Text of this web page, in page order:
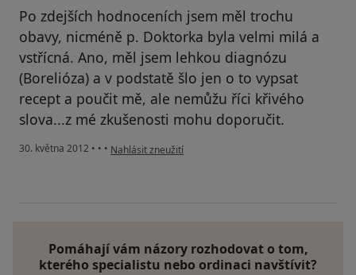
Po zdejších hodnoceních jsem měl trochu
obavy, nicméně p. Doktorka byla velmi milá a
vstřícná. Ano, měl jsem lehkou diagnózu
(Borelióza) a v podstatě šlo jen o to vypsat
recept a poučit mě, ale nemůžu říci křivého
slova...z mé zkušenosti mohu doporučit.
30. května 2012 • • • podle názoru uživatele Váš účet byl odstraněn
Nahlásit zneužití
Pomáhají vám názory rozhodovat o tom,
kterého specialistu nebo ordinaci navštívit?